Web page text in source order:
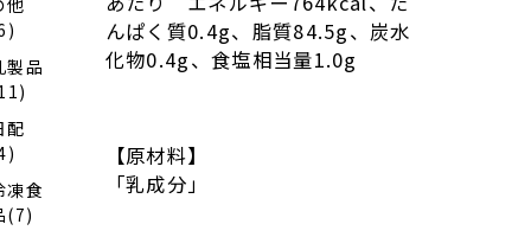
製品
配
凍食
(7)
んぱく質0.4g、脂質84.5g、炭水
化物0.4g、食塩相当量1.0g
【原材料】
「乳成分」